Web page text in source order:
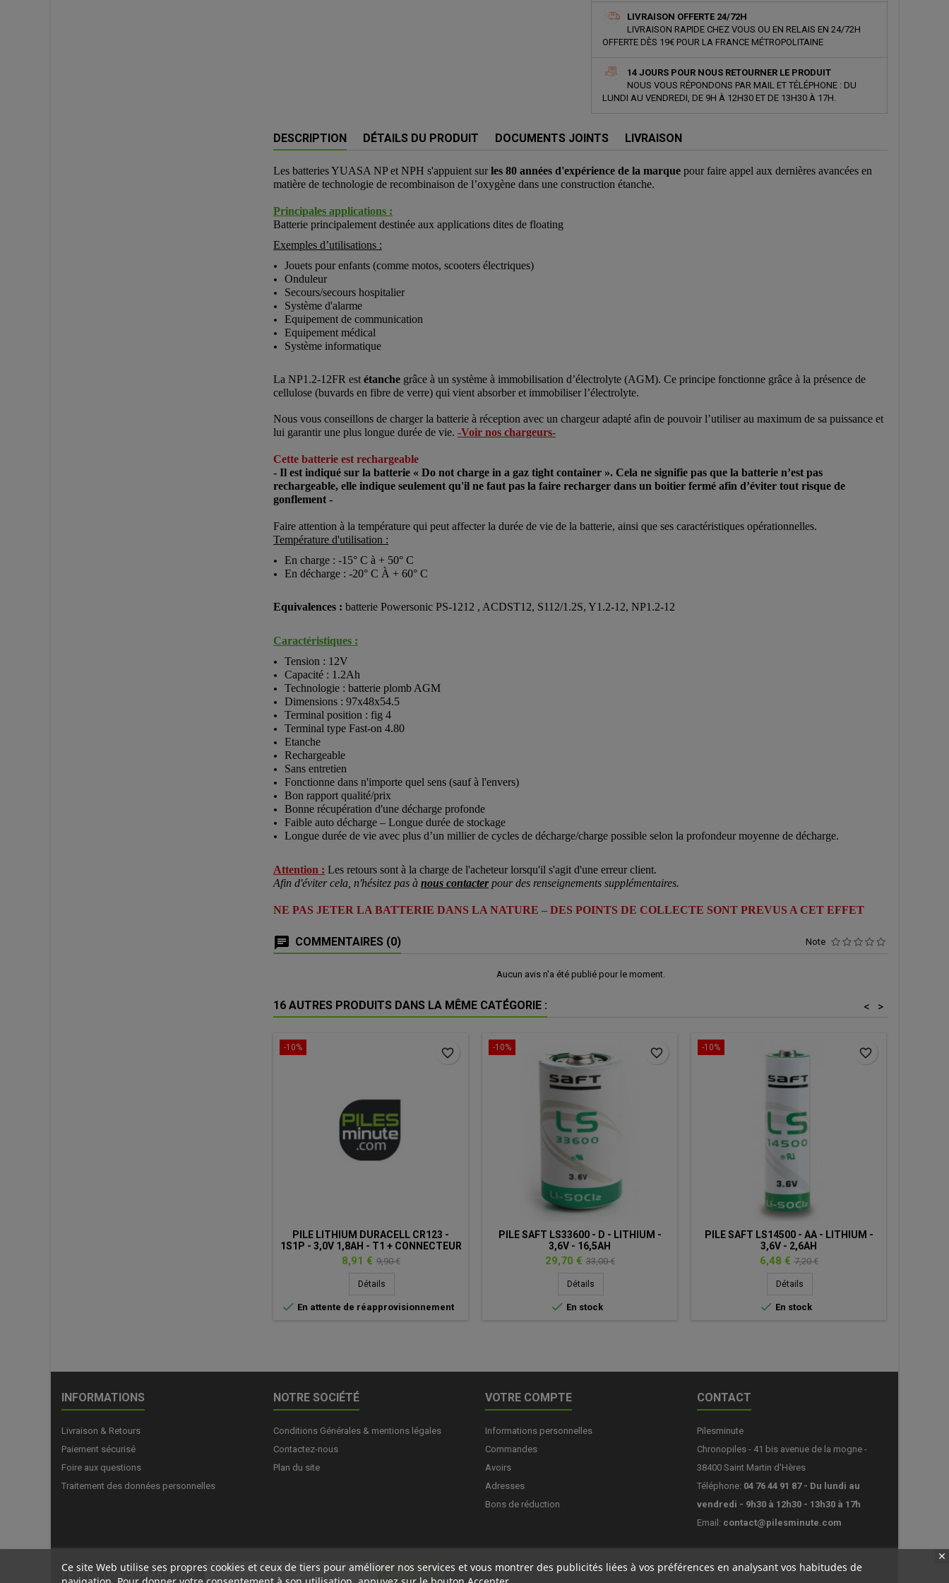
LIVRAISON OFFERTE 24/72H
LIVRAISON RAPIDE CHEZ VOUS OU EN RELAIS EN 24/72H
OFFERTE DÈS 19€ POUR LA FRANCE MÉTROPOLITAINE
14 JOURS POUR NOUS RETOURNER LE PRODUIT
NOUS VOUS RÉPONDONS PAR MAIL ET TÉLÉPHONE : DU
LUNDI AU VENDREDI, DE 9H À 12H30 ET DE 13H30 À 17H.
DESCRIPTION DÉTAILS DU PRODUIT DOCUMENTS JOINTS LIVRAISON
Les batteries YUASA NP et NPH s'appuient surles 80 années d'expérience de la marque pour faire appel aux dernières avancées en
matière de technologie de recombinaison de l’oxygène dans une construction étanche.
Principales applications :
Batterie principalement destinée aux applications dites de floating
Exemples d’utilisations :
Jouets pour enfants (comme motos, scooters électriques)
Onduleur
Secours/secours hospitalier
Système d'alarme
Equipement de communication
Equipement médical
Système informatique
La NP1.2-12FR est étanche grâce à un système à immobilisation d’électrolyte (AGM). Ce principe fonctionne grâce à la présence de
cellulose (buvards en fibre de verre) qui vient absorber et immobiliser l’électrolyte.
Nous vous conseillons de charger la batterie à réception avec un chargeur adapté afin de pouvoir l’utiliser au maximum de sa puissance et
lui garantir une plus longue durée de vie. -Voir nos chargeurs-
Cette batterie est rechargeable
- Il est indiqué sur la batterie « Do not charge in a gaz tight container ». Cela ne signifie pas que la batterie n’est pas
rechargeable, elle indique seulement qu'il ne faut pas la faire recharger dans un boitier fermé afin d’éviter tout risque de
gonflement -
Faire attention à la température qui peut affecter la durée de vie de la batterie, ainsi que ses caractéristiques opérationnelles.
Température d'utilisation :
En charge : -15° C à + 50° C
En décharge : -20° C À + 60° C
Equivalences : batterie Powersonic PS-1212 , ACDST12, S112/1.2S, Y1.2-12, NP1.2-12
Caractéristiques :
Tension : 12V
Capacité : 1.2Ah
Technologie : batterie plomb AGM
Dimensions : 97x48x54.5
Terminal position : fig 4
Terminal type Fast-on 4.80
Etanche
Rechargeable
Sans entretien
Fonctionne dans n'importe quel sens (sauf à l'envers)
Bon rapport qualité/prix
Bonne récupération d'une décharge profonde
Faible auto décharge – Longue durée de stockage
Longue durée de vie avec plus d’un millier de cycles de décharge/charge possible selon la profondeur moyenne de décharge.
Attention : Les retours sont à la charge de l'acheteur lorsqu'il s'agit d'une erreur client.
Afin d'éviter cela, n'hésitez pas à nous contacterpour des renseignements supplémentaires.
NE PAS JETER LA BATTERIE DANS LA NATURE – DES POINTS DE COLLECTE SONT PREVUS A CET EFFET
COMMENTAIRES (0) Note
Aucun avis n'a été publié pour le moment.
16 AUTRES PRODUITS DANS LA MÊME CATÉGORIE : >
<
-10%
PILE LITHIUM DURACELL CR123 -
1S1P - 3,0V 1,8AH - T1 + CONNECTEUR
Prix
8,91 € Prix
de
9,90 €
Détails
 En attente de réapprovisionnement
favorite_border -10%
PILE SAFT LS33600 - D - LITHIUM -
3,6V - 16,5AH
Prix
29,70 € Prix
de
33,00 €
Détails
 En stock
favorite_border -10%
PILE SAFT LS14500 - AA - LITHIUM -
3,6V - 2,6AH
Prix
6,48 € Prix
de
7,20 €
Détails
 En stock
favorite_border
INFORMATIONS
Livraison & Retours
Paiement sécurisé
Foire aux questions
Traitement des données personnelles
NOTRE SOCIÉTÉ
Conditions Générales & mentions légales
Contactez-nous
Plan du site
VOTRE COMPTE
Informations personnelles
Commandes
Avoirs
Adresses
Bons de réduction
CONTACT
Pilesminute
Chronopiles - 41 bis avenue de la mogne -
38400 Saint Martin d'Hères
Téléphone: 04 76 44 91 87 - Du lundi au
vendredi - 9h30 à 12h30 - 13h30 à 17h
Email: contact@pilesminute.com
Ce site Web utilise ses propres cookies et ceux de tiers pour améliorer nos services et vous montrer des publicités liées à vos préférences en analysant vos habitudes de
LETTRE D'INFORMATIONS